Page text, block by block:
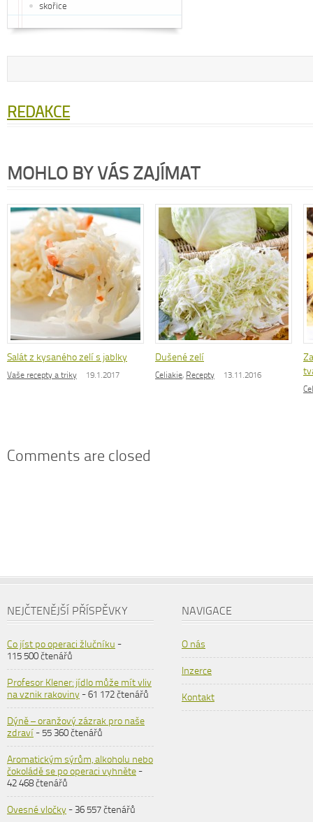
skořice
REDAKCE
MOHLO BY VÁS ZAJÍMAT
Salát z kysaného zelí s jablky
Vaše recepty a triky 19.1.2017
Dušené zelí
Celiakie, Recepty 13.11.2016
Comments are closed
NEJČTENĚJŠÍ PŘÍSPĚVKY
Co jíst po operaci žlučníku -
115 500 čtenářů
Profesor Klener: jídlo může mít vliv
na vznik rakoviny- 61 172 čtenářů
Dýně – oranžový zázrak pro naše
zdraví- 55 360 čtenářů
Aromatickým sýrům, alkoholu nebo
čokoládě se po operaci vyhněte-
42 468 čtenářů
Ovesné vločky- 36 557 čtenářů
NAVIGACE
O nás
Inzerce
Kontakt